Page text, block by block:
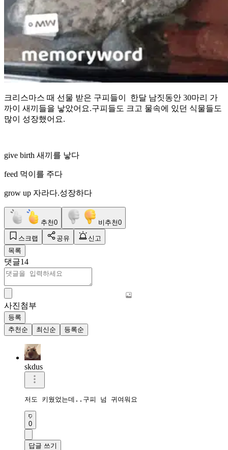
크리스마스 때 선물 받은 구피들이 한달 남짓동안 30마리 가
까이 새끼들을 낳았어요.구피들도 크고 물속에 있던 식물들도
많이 성장했어요.
give birth 새끼를 낳다
feed 먹이를 주다
grow up 자라다.성장하다
추천0 비추천0
스크랩 공유
신고
목록
댓글14
사진첨부
등록
추천순
최신순 등록순
skdus
저도 키웠었는데..구피 넘 귀여워요
0
답글 쓰기